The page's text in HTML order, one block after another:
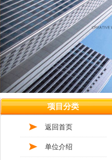
项目分类
返回首页
单位介绍